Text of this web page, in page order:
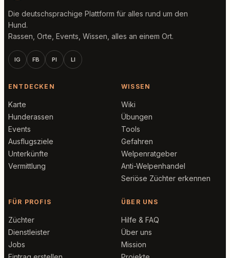
Die deutschsprachige Plattform für alles rund um den
Hund.
Rassen, Orte, Events, Wissen, alles an einem Ort.
IG FB PI LI
ENTDECKEN
Karte
Hunderassen
Events
Ausflugsziele
Unterkünfte
Vermittlung
WISSEN
Wiki
Übungen
Tools
Gefahren
Welpenratgeber
Anti-Welpenhandel
Seriöse Züchter erkennen
FÜR PROFIS
Züchter
Dienstleister
Jobs
ÜBER UNS
Hilfe & FAQ
Über uns
Mission